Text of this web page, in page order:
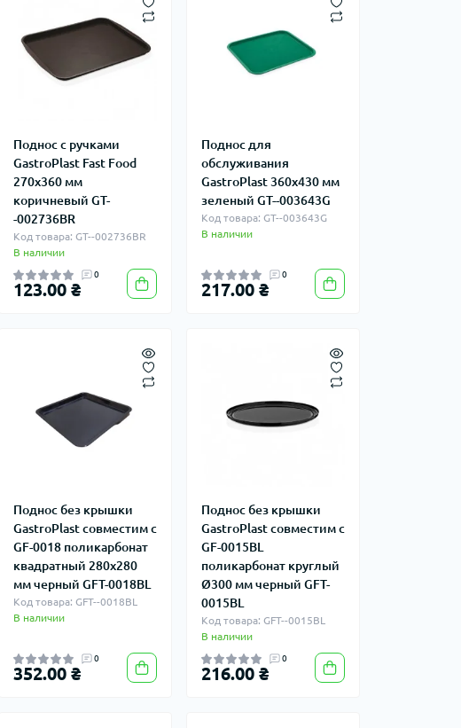
Поднос с ручками
GastroPlast Fast Food
270х360 мм
коричневый GT-
-002736BR
Код товара: GT--002736BR
В наличии
0
123.00 ₴
Поднос для
обслуживания
GastroPlast 360х430 мм
зеленый GT--003643G
Код товара: GT--003643G
В наличии
0
217.00 ₴
Поднос без крышки
GastroPlast совместим с
GF-0018 поликарбонат
квадратный 280х280
мм черный GFT-0018BL
Код товара: GFT--0018BL
В наличии
0
352.00 ₴
Поднос без крышки
GastroPlast совместим с
GF-0015BL
поликарбонат круглый
Ø300 мм черный GFT-
0015BL
Код товара: GFT--0015BL
В наличии
0
216.00 ₴